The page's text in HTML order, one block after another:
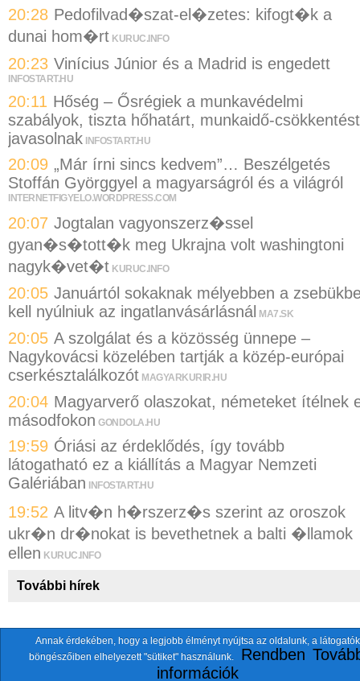
20:28 Pedofilvad�szat-el�zetes: kifogt�k a
dunai hom�rt KURUC.INFO
20:23 Vinícius Júnior és a Madrid is engedett
INFOSTART.HU
20:11 Hőség – Ősrégiek a munkavédelmi
szabályok, tiszta hőhatárt, munkaidő-csökkentést
javasolnak INFOSTART.HU
20:09 „Már írni sincs kedvem”… Beszélgetés
Stoffán Györggyel a magyarságról és a világról
INTERNETFIGYELO.WORDPRESS.COM
20:07 Jogtalan vagyonszerz�ssel
gyan�s�tott�k meg Ukrajna volt washingtoni
nagyk�vet�t KURUC.INFO
20:05 Januártól sokaknak mélyebben a
kell nyúlniuk az ingatlanvásárlásnál
MA7.SK
20:05 A szolgálat és a közösség ünnepe –
Nagykovácsi közelében tartják a közép-európai
cserkésztalálkozót MAGYARKURIR.HU
20:04 Magyarverő olaszokat, németeket ítélnek
másodfokon GONDOLA.HU
19:59 Óriási az érdeklődés, így tovább
látogatható ez a kiállítás a Magyar Nemzeti
Galériában
INFOSTART.HU
19:52 A litv�n h�rszerz�s szerint az oroszok
ukr�n dr�nokat is bevethetnek a balti �llamok
ellen KURUC.INFO
További hírek
A fentiekkel együtt összesen118 oldaltszemlézünk.
© 2026 Nemzeti.net - E-mail:ten.itezmen@itezmen
Annak érdekében, hogy a legjobb élményt nyújtsa az oldalunk, a látogatók
böngészőiben elhelyezett "sütiket" használunk.
Rendben
információk